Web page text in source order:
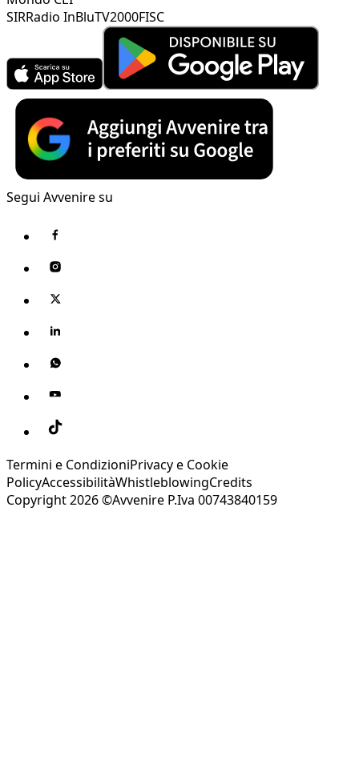
SIRRadio InBluTV2000FISC
Segui Avvenire su
Termini e CondizioniPrivacy e Cookie
PolicyAccessibilitàWhistleblowingCredits
Copyright 2026 ©Avvenire P.Iva 00743840159